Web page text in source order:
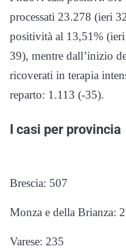
processati 23.278 (ieri
positività al 13,51%
39), mentre dall’inizio
ricoverati in terapia
reparto: 1.113 (-35).
I casi per provincia
Brescia: 507
Monza e della Brianza:
Varese: 235